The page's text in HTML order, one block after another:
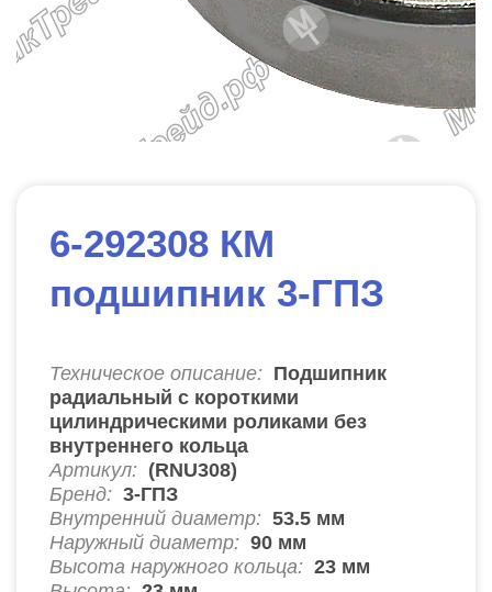
6-292308 КМ
подшипник 3-ГПЗ
Техническое описание: Подшипник
радиальный с короткими
цилиндрическими роликами без
внутреннего кольца
Артикул: (RNU308)
Бренд: 3-ГПЗ
Внутренний диаметр: 53.5 мм
Наружный диаметр: 90 мм
Высота наружного кольца: 23 мм